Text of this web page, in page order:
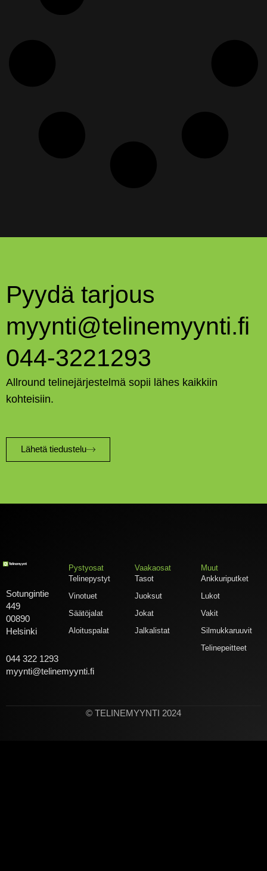
Pyydä tarjous
myynti@telinemyynti.fi
044-3221293
Allround telinejärjestelmä sopii lähes kaikkiin
kohteisiin.
Lähetä tiedustelu
Sotungintie
449
00890
Helsinki
044 322 1293
myynti@telinemyynti.fi
Pystyosat
Telinepystyt
Vinotuet
Säätöjalat
Aloituspalat
Vaakaosat
Tasot
Juoksut
Jokat
Jalkalistat
Muut
Ankkuriputket
Lukot
Vakit
Silmukkaruuvit
Telinepeitteet
© TELINEMYYNTI 2024